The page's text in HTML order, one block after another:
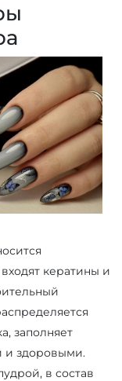
кератины и
заполняет
и здоровыми.
в состав